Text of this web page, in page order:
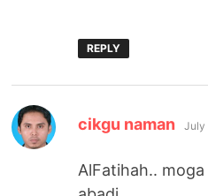
REPLY
cikgu naman July
AlFatihah..